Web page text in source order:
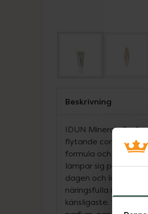
Beskrivning
IDUN Minerals
flytande concealer
formula och ger en
lämpar sig perfekt
dagen och lägger sig
näringsfulla
känsligaste. 100%